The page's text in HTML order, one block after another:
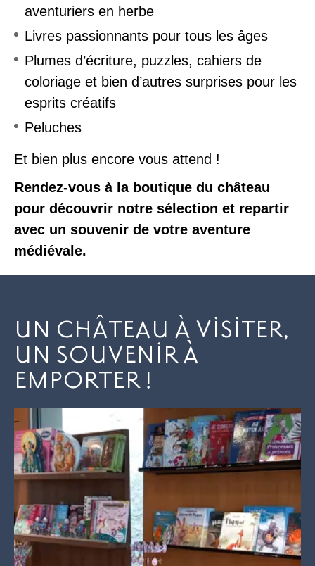
aventuriers en herbe
Livres passionnants pour tous les âges
Plumes d’écriture, puzzles, cahiers de
coloriage et bien d’autres surprises pour les
esprits créatifs
Peluches
Et bien plus encore vous attend !
Rendez-vous à la boutique du château
pour découvrir notre sélection et repartir
avec un souvenir de votre aventure
médiévale.
UN CHÂTEAU À VISITER,
UN SOUVENIR À
EMPORTER !